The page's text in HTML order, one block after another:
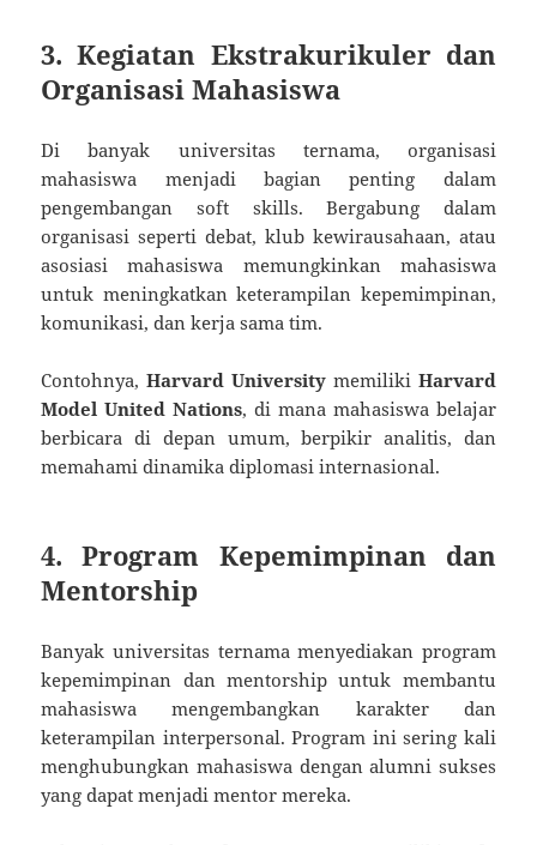
3. Kegiatan Ekstrakurikuler dan
Organisasi Mahasiswa
Di banyak universitas ternama, organisasi
mahasiswa menjadi bagian penting dalam
pengembangan soft skills. Bergabung dalam
organisasi seperti debat, klub kewirausahaan, atau
asosiasi mahasiswa memungkinkan mahasiswa
untuk meningkatkan keterampilan kepemimpinan,
komunikasi, dan kerja sama tim.
Contohnya,Harvard University memiliki Harvard
Model United Nations, di mana mahasiswa belajar
berbicara di depan umum, berpikir analitis, dan
memahami dinamika diplomasi internasional.
4. Program Kepemimpinan dan
Mentorship
Banyak universitas ternama menyediakan program
kepemimpinan dan mentorship untuk membantu
mahasiswa mengembangkan karakter dan
keterampilan interpersonal. Program ini sering kali
menghubungkan mahasiswa dengan alumni sukses
yang dapat menjadi mentor mereka.